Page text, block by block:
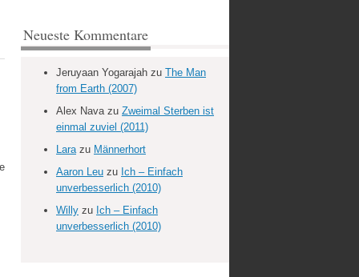
Neueste Kommentare
Jeruyaan Yogarajah zu The Man
from Earth (2007)
Alex Navazu Zweimal Sterben ist
einmal zuviel (2011)
Larazu Männerhort
Aaron Leu zu Ich – Einfach
unverbesserlich (2010)
Willy zu Ich – Einfach
unverbesserlich (2010)